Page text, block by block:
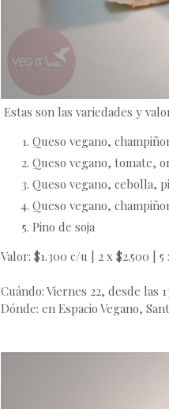
Estas son las variedades y
Queso vegano,
Queso vegano, tomate,
Queso vegano, cebolla,
Queso vegano,
Pino de soja
Valor: $1.300 c/u | 2 x $2.500 | 5
Cuándo: Viernes 22, desde las
Dónde: en Espacio Vegano,